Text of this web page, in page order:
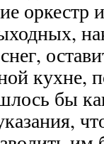
оркестр
кухне,
бы